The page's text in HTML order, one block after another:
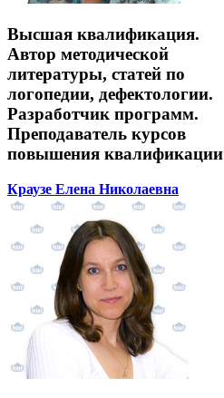
Высшая квалификация.
Автор методической
литературы, статей по
логопедии, дефектологии.
Разработчик программ.
Преподаватель курсов
повышения квалификации
Краузе Елена Николаевна